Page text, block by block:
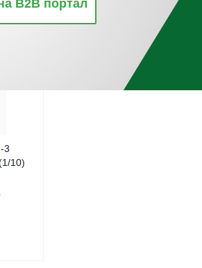
3
10)
B2B портал